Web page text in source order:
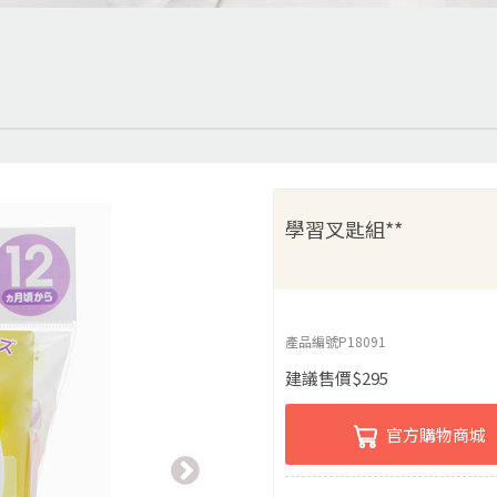
學習叉匙組**
產品編號P18091
建議售價$295
官方購物商城